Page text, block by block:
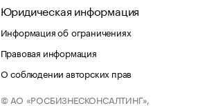
Юридическая информация
Информация об ограничениях
Правовая информация
О соблюдении авторских прав
© АО «РОСБИЗНЕСКОНСАЛТИНГ»,